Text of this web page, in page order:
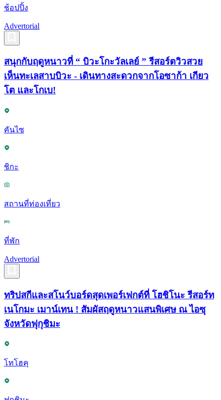
ช้อปปิ้ง
Advertorial
สนุกกับฤดูหนาวที่ “ บิวะโกะวัลเลย์ ” รีสอร์ตวิวสวย
เห็นทะเลสาบบิวะ - เดินทางสะดวกจากโอซาก้า เกียว
โต และโกเบ!
คันไซ
ชิกะ
สถานที่ท่องเที่ยว
ที่พัก
Advertorial
ทริปสกีและสโนว์บอร์ดสุดเพอร์เฟกต์ที่ โฮชิโนะ รีสอร์ท
เนโกมะ เมาน์เทน ! สัมผัสฤดูหนาวแสนพิเศษ ณ ไอซุ
จังหวัดฟุกุชิมะ
โทโฮคุ